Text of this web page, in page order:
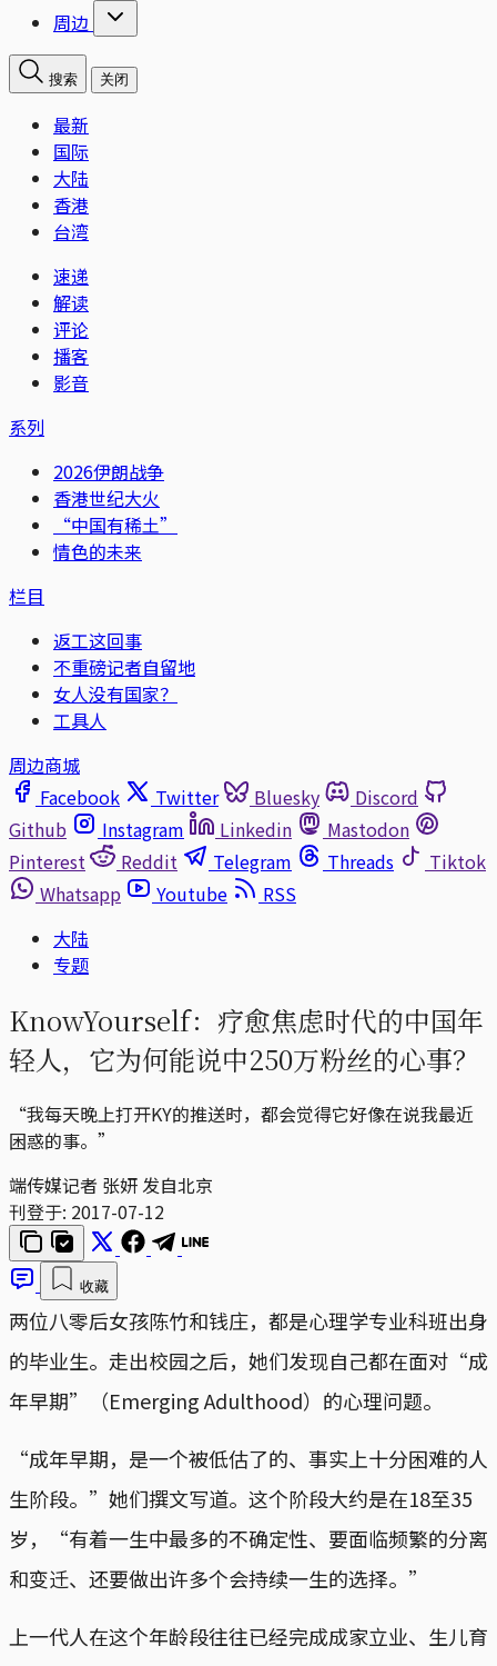
周边
搜索 关闭
最新
国际
大陆
香港
台湾
速递
解读
评论
播客
影音
系列
2026伊朗战争
香港世纪大火
“中国有稀土”
情色的未来
栏目
返工这回事
不重磅记者自留地
女人没有国家？
工具人
周边商城
Facebook
Twitter Bluesky
Discord
Github
Instagram Linkedin
Mastodon
Pinterest
Reddit Telegram Threads
Tiktok
Whatsapp
Youtube
RSS
大陆
专题
KnowYourself：疗愈焦虑时代的中国年
轻人，它为何能说中250万粉丝的心事？
“我每天晚上打开KY的推送时，都会觉得它好像在说我最近
困惑的事。”
端传媒记者 张妍 发自北京
刊登于: 2017-07-12
收藏
两位八零后女孩陈竹和钱庄，都是心理学专业科班出身
的毕业生。走出校园之后，她们发现自己都在面对“成
年早期”（Emerging Adulthood）的心理问题。
“成年早期，是一个被低估了的、事实上十分困难的人
生阶段。”她们撰文写道。这个阶段大约是在18至35
岁，“有着一生中最多的不确定性、要面临频繁的分离
和变迁、还要做出许多个会持续一生的选择。”
上一代人在这个年龄段往往已经完成成家立业、生儿育